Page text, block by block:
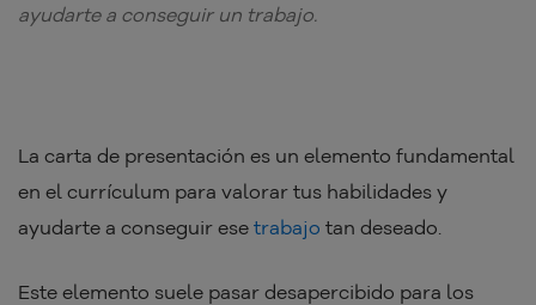
ayudarte a conseguir un trabajo.
La carta de presentación es un elemento fundamental
en el currículum para valorar tus habilidades y
ayudarte a conseguir ese trabajo tan deseado.
Este elemento suele pasar desapercibido para los